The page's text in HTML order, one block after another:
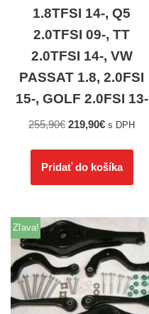
1.8TFSI 14-, Q5
2.0TFSI 09-, TT
2.0TFSI 14-, VW
PASSAT 1.8, 2.0FSI
15-, GOLF 2.0FSI 13-
255,90€ 219,90€ s DPH
Pridať do košíka
Zľava!